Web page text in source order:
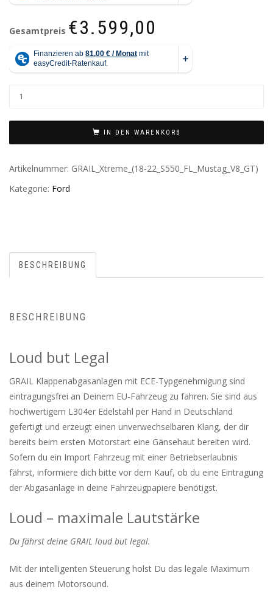
Gesamtpreis €3.599,00
IN DEN WARENKORB
Artikelnummer: GRAIL_Xtreme_(18-22_S550_FL_Mustag_V8_GT)
Kategorie: Ford
BESCHREIBUNG
BESCHREIBUNG
Loud but Legal
GRAIL Klappenabgasanlagen mit ECE-Typgenehmigung sind
eintragungsfrei an Deinem EU-Fahrzeug zu fahren. Sie sind aus
hochwertigem L304er Edelstahl per Hand in Deutschland
gefertigt und erzeugt einen unverwechselbaren Klang, der dir
bereits beim ersten Motorstart eine Gänsehaut bereiten wird.
Sofern du ein Import Fahrzeug mit einer Betriebserlaubnis
fährst, informiere dich bitte vor dem Kauf, ob du eine Eintragung
der Abgasanlage in deine Fahrzeugpapiere benötigst.
Loud – maximale Lautstärke
Du fährst deine GRAIL loud but legal.
Mit der intelligenten Steuerung holst Du das legale Maximum
aus deinem Motorsound.